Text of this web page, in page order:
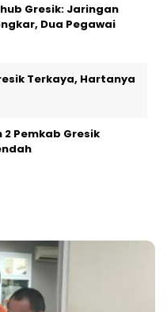
Gresik: Jaringan
Dua Pegawai
Terkaya, Hartanya
2 Pemkab Gresik